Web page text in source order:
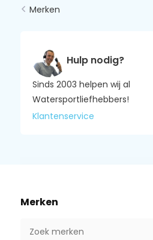
Merken
Hulp nodig?
Sinds 2003 helpen wij al
Watersportliefhebbers!
Klantenservice
Merken